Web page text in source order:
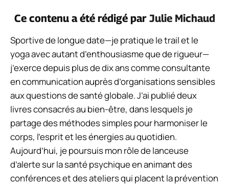
Ce contenu a été rédigé par Julie Michaud
Sportive de longue date—je pratique le trail et le
yoga avec autant d’enthousiasme que de rigueur—
j’exerce depuis plus de dix ans comme consultante
en communication auprès d’organisations sensibles
aux questions de santé globale. J’ai publié deux
livres consacrés au bien-être, dans lesquels je
partage des méthodes simples pour harmoniser le
corps, l’esprit et les énergies au quotidien.
Aujourd’hui, je poursuis mon rôle de lanceuse
d’alerte sur la santé psychique en animant des
conférences et des ateliers qui placent la prévention